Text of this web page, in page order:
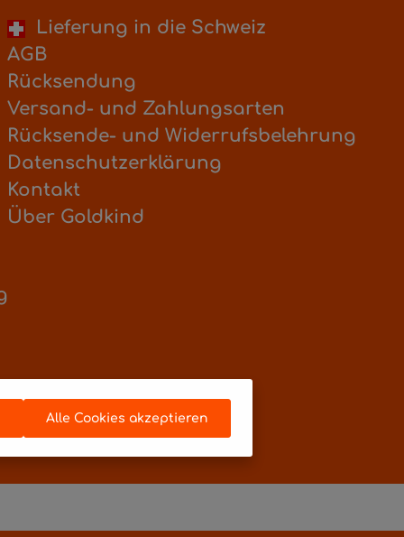
Lieferung in die Schweiz
AGB
Rücksendung
Versand- und Zahlungsarten
Rücksende- und Widerrufsbelehrung
Datenschutzerklärung
Kontakt
Über Goldkind
Alle Cookies akzeptieren